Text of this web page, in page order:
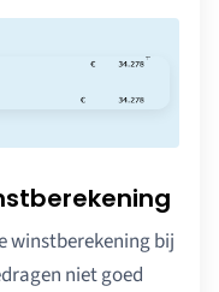
winstberekening bij
niet goed